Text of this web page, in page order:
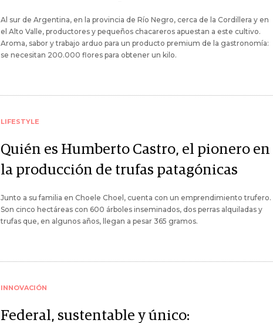
Al sur de Argentina, en la provincia de Río Negro, cerca de la Cordillera y en
el Alto Valle, productores y pequeños chacareros apuestan a este cultivo.
Aroma, sabor y trabajo arduo para un producto premium de la gastronomía:
se necesitan 200.000 flores para obtener un kilo.
LIFESTYLE
Quién es Humberto Castro, el pionero en
la producción de trufas patagónicas
Junto a su familia en Choele Choel, cuenta con un emprendimiento trufero.
Son cinco hectáreas con 600 árboles inseminados, dos perras alquiladas y
trufas que, en algunos años, llegan a pesar 365 gramos.
INNOVACIÓN
Federal, sustentable y único: